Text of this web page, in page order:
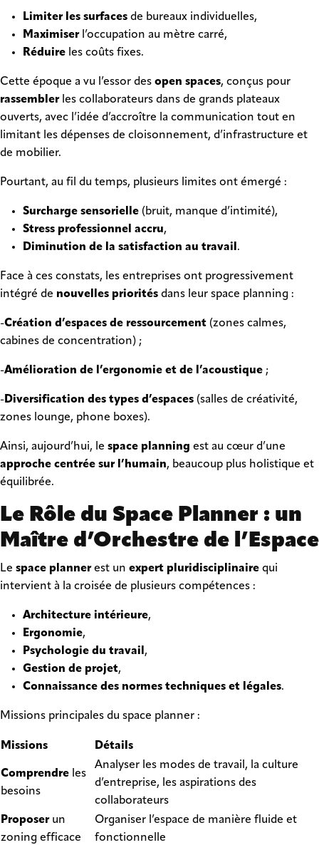
Limiter les surfaces de bureaux individuelles,
Maximiserl’occupation au mètre carré,
Réduire les coûts fixes.
Cette époque a vu l’essor des open spaces, conçus pour
rassemblerles collaborateurs dans de grands plateaux
ouverts, avec l’idée d’accroître la communication tout en
limitant les dépenses de cloisonnement, d’infrastructure et
de mobilier.
Pourtant, au fil du temps, plusieurs limites ont émergé :
Surcharge sensorielle (bruit, manque d’intimité),
Stress professionnel accru,
Diminution de la satisfaction au travail .
Face à ces constats, les entreprises ont progressivement
intégré de nouvelles priorités dans leur space planning :
-Création d’espaces de ressourcement (zones calmes,
cabines de concentration) ;
-Amélioration de l’ergonomie et de l’acoustique ;
- Diversification des types d’espaces (salles de créativité,
zones lounge, phone boxes).
Ainsi, aujourd’hui, le space planning est au cœur d’une
approche centrée sur l’humain, beaucoup plus holistique et
équilibrée.
Le Rôle du Space Planner : un
Maître d’Orchestre de l’Espace
Le space plannerest un expert pluridisciplinaire qui
intervient à la croisée de plusieurs compétences :
Architecture intérieure,
Ergonomie,
Psychologie du travail ,
Gestion de projet,
Connaissance des normes techniques et légales.
Missions principales du space planner :
Missions Détails
Comprendre les
besoins
Analyser les modes de travail, la culture
d’entreprise, les aspirations des
collaborateurs
Proposerun
zoning efficace
Organiser l’espace de manière fluide et
fonctionnelle